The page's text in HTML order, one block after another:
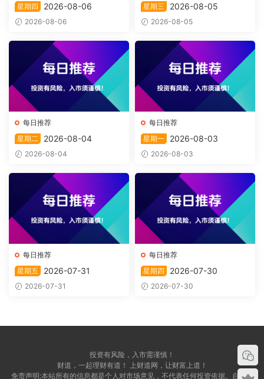
星期四
2026-08-06
2026-08-06
星期三
2026-08-05
2026-08-05
每日推荐
星期二
2026-08-04
2026-08-04
每日推荐
星期一
2026-08-03
2026-08-03
每日推荐
星期五
2026-07-31
2026-07-31
每日推荐
星期四
2026-07-30
2026-07-30
投资有风险，入市需谨慎！
财道，一起理财有道！ 上财道网，让财富上道！
免责声明:本站所有的信息都是个人对市场意见，不代表任何投资依据。自愿，
升级了 赞助体验VIP